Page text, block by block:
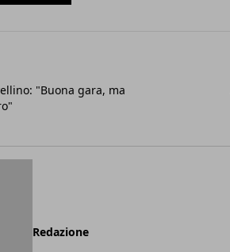
"Buona gara, ma
Redazione